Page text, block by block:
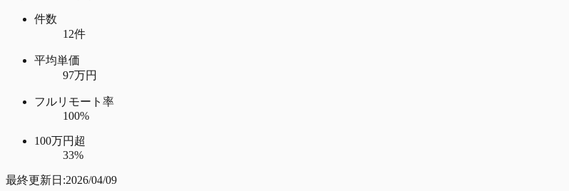
件数
12件
平均単価
97万円
フルリモート率
100%
100万円超
33%
最終更新日:2026/04/09